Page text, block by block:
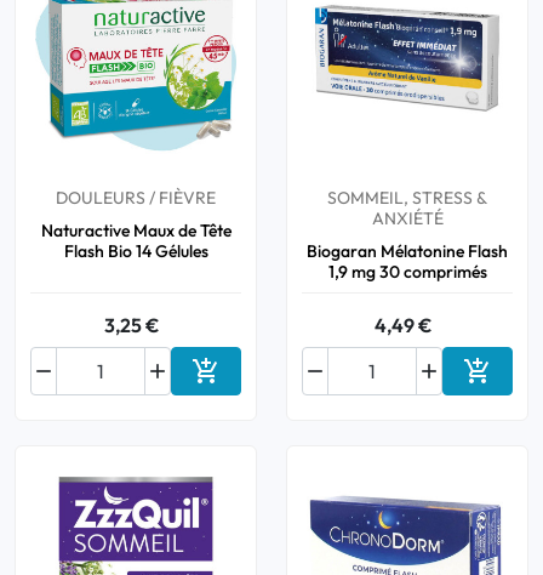
DOULEURS / FIÈVRE
Naturactive Maux de Tête
Flash Bio 14 Gélules
3,25 €

 Ajouter au panier
SOMMEIL, STRESS &
ANXIÉTÉ
Biogaran Mélatonine Flash
1,9 mg 30 comprimés
4,49 €

 